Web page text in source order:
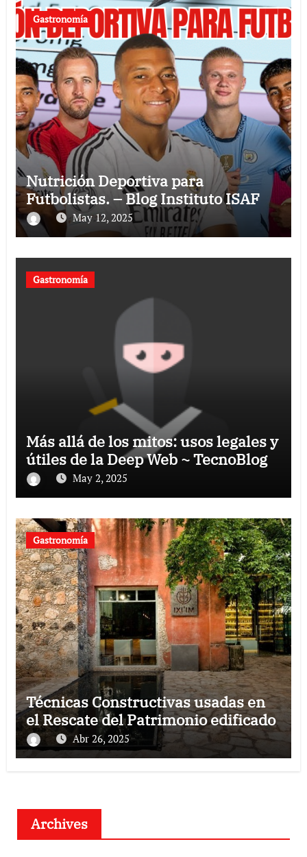
Gastronomía
Nutrición Deportiva para
Futbolistas. – Blog Instituto ISAF
May 12, 2025
Gastronomía
Más allá de los mitos: usos legales y
útiles de la Deep Web ~ TecnoBlog
May 2, 2025
Gastronomía
Técnicas Constructivas usadas en
el Rescate del Patrimonio edificado
Abr 26, 2025
Archives